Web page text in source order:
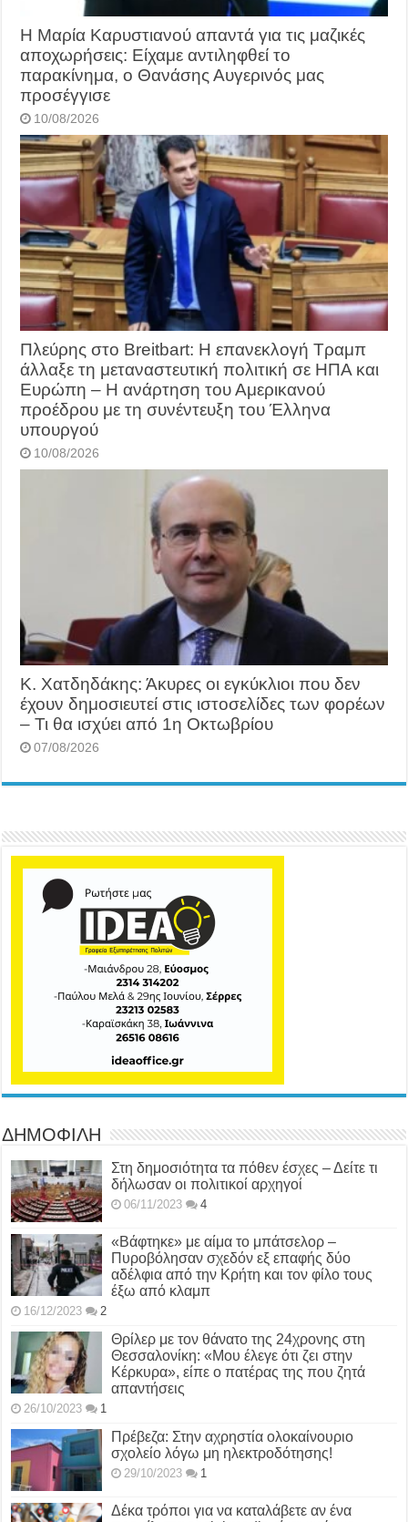
Η Μαρία Καρυστιανού απαντά για τις μαζικές
αποχωρήσεις: Είχαμε αντιληφθεί το
παρακίνημα, ο Θανάσης Αυγερινός μας
προσέγγισε
10/08/2026
Πλεύρης στο Breitbart: Η επανεκλογή Τραμπ
άλλαξε τη μεταναστευτική πολιτική σε ΗΠΑ και
Ευρώπη – Η ανάρτηση του Αμερικανού
προέδρου με τη συνέντευξη του Έλληνα
υπουργού
10/08/2026
Κ. Χατδηδάκης: Άκυρες οι εγκύκλιοι που δεν
έχουν δημοσιευτεί στις ιστοσελίδες των φορέων
– Τι θα ισχύει από 1η Οκτωβρίου
07/08/2026
ΔΗΜΟΦΙΛΗ
Στη δημοσιότητα τα πόθεν έσχες – Δείτε τι
δήλωσαν οι πολιτικοί αρχηγοί
06/11/2023 4
«Βάφτηκε» με αίμα το μπάτσελορ –
Πυροβόλησαν σχεδόν εξ επαφής δύο
αδέλφια από την Κρήτη και τον φίλο τους
έξω από κλαμπ
16/12/2023 2
Θρίλερ με τον θάνατο της 24χρονης στη
Θεσσαλονίκη: «Μου έλεγε ότι ζει στην
Κέρκυρα», είπε ο πατέρας της που ζητά
απαντήσεις
26/10/2023 1
Πρέβεζα: Στην αχρηστία ολοκαίνουριο
σχολείο λόγω μη ηλεκτροδότησης!
29/10/2023 1
Δέκα τρόποι για να καταλάβετε αν ένα